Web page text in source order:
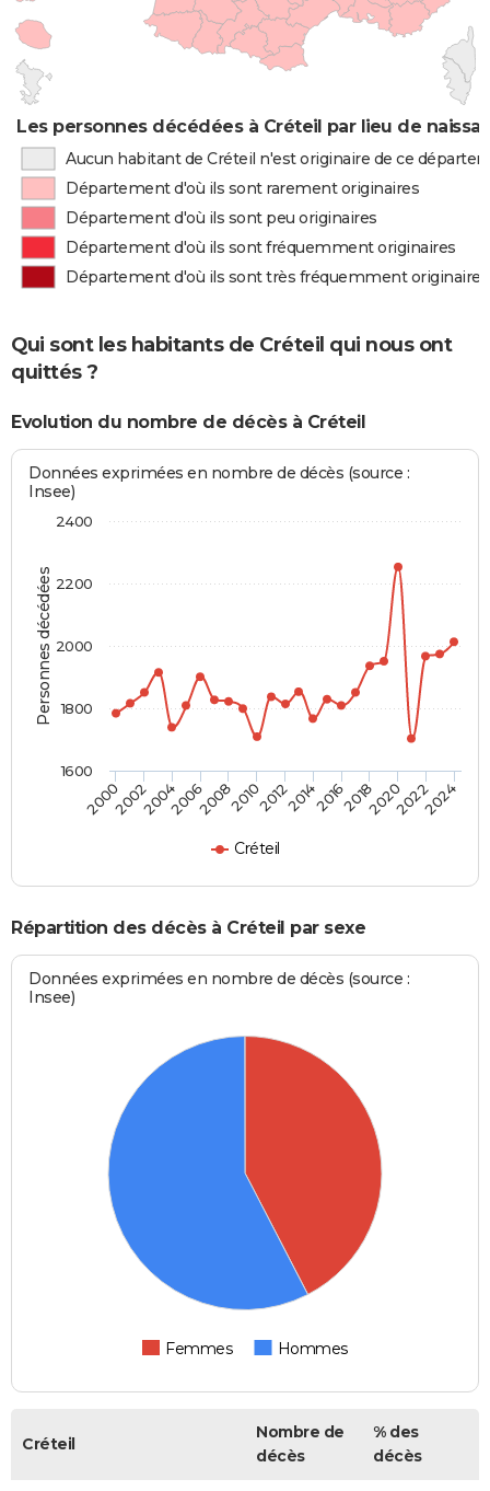
Les personnes décédées à Créteil par lieu de
Aucun habitant de Créteil n'est originaire de ce
Département d'où ils sont rarement originaires
Département d'où ils sont peu originaires
Département d'où ils sont fréquemment originaires
Département d'où ils sont très fréquemment originaires
Qui sont les habitants de Créteil qui nous ont
quittés ?
Evolution du nombre de décès à Créteil
Personnes décédées
Données exprimées en nombre de décès (source :
Insee)
Créteil
2000200220042006200820102012201420162018202020222024
1600
1800
2000
2200
2400
Répartition des décès à Créteil par sexe
Données exprimées en nombre de décès (source :
Insee)
Femmes Hommes
Créteil
Nombre de
décès
% des
décès